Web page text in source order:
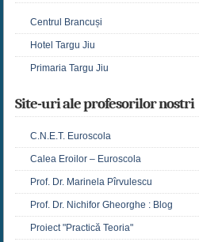
Centrul Brancuși
Hotel Targu Jiu
Primaria Targu Jiu
Site-uri ale profesorilor nostri
C.N.E.T. Euroscola
Calea Eroilor – Euroscola
Prof. Dr. Marinela Pîrvulescu
Prof. Dr. Nichifor Gheorghe : Blog
Proiect "Practică Teoria"